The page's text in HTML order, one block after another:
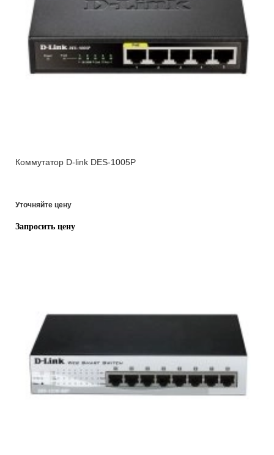
Коммутатор D-link DES-1005P
Уточняйте цену
Запросить цену